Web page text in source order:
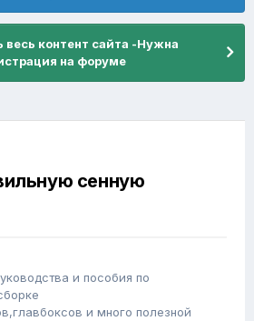
весь контент сайта -Нужна
на форуме
сенную
и пособия по
и много полезной